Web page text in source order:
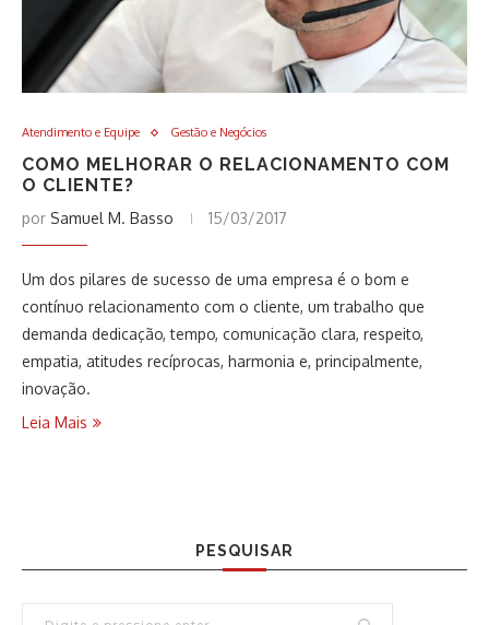
Atendimento e Equipe Gestão e Negócios
COMO MELHORAR O RELACIONAMENTO COM
O CLIENTE?
por Samuel M. Basso 15/03/2017
Um dos pilares de sucesso de uma empresa é o bom e
contínuo relacionamento com o cliente, um trabalho que
demanda dedicação, tempo, comunicação clara, respeito,
empatia, atitudes recíprocas, harmonia e, principalmente,
inovação.
Leia Mais
PESQUISAR